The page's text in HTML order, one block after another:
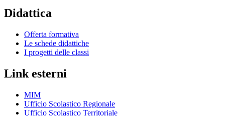
Didattica
Offerta formativa
Le schede didattiche
I progetti delle classi
Link esterni
MIM
Ufficio Scolastico Regionale
Ufficio Scolastico Territoriale